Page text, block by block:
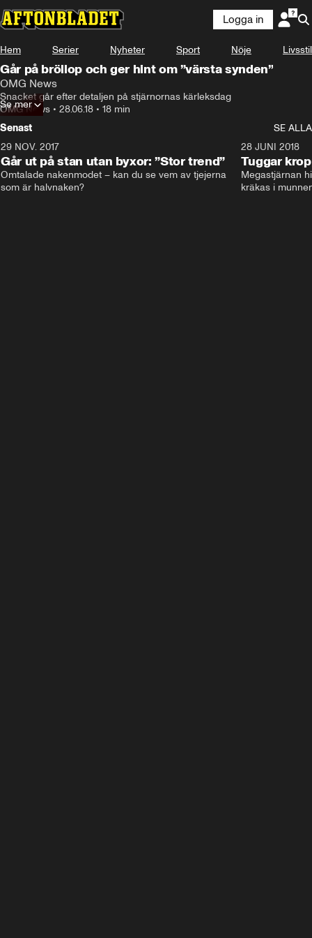
Logga in
Hem Serier Nyheter Sport Nöje Livsstil
Går på bröllop och ger hint om ”värsta synden”
OMG News
Snacket går efter detaljen på stjärnornas kärleksdag
OMG News • 28.06.18 • 18 min
Se mer
Senast
SE ALLA
29 NOV. 2017
Går ut på stan utan byxor: ”Stor trend”
Omtalade nakenmodet – kan du se vem av tjejerna
som är halvnaken?
28 JUNI 2018
Tuggar
Megastjärnan
kräkas i